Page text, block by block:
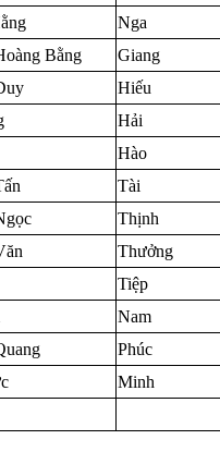
Nga
Bằng Giang
Hiếu
Hải
Hào
Tài
Thịnh
Thưởng
Tiệp
Nam
Phúc
Minh